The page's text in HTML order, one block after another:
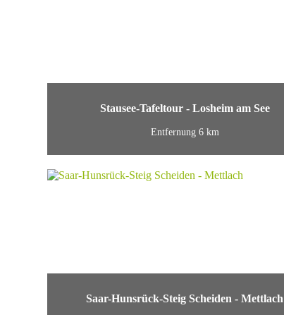
Stausee-Tafeltour - Losheim am See
Entfernung 6 km
Saar-Hunsrück-Steig Scheiden - Mettlach